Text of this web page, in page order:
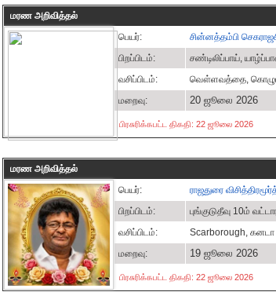
மரண அறிவித்தல்
பெயர்:
சின்னத்தம்பி
பிறப்பிடம்:
சண்டிலிப்பாய்,
வசிப்பிடம்:
வௌ்ளவத்தை,
மறைவு:
20 ஜூலை 2026
பிரசுரிக்கபட்ட திகதி: 22 ஜூலை 2026
மரண அறிவித்தல்
பெயர்:
ராஜதுரை
பிறப்பிடம்:
புங்குடுதீவு 10ம்
வசிப்பிடம்:
Scarborough, கனடா
மறைவு:
19 ஜூலை 2026
பிரசுரிக்கபட்ட திகதி: 22 ஜூலை 2026